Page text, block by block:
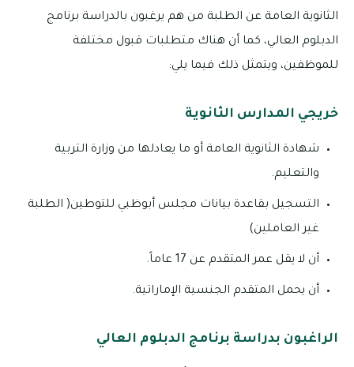
الثانوية العامة عن الطلبة من هم يرغبون بالدراسة برنامج
الدبلوم العالي، كما أن هناك متطلبات قبول مختلفة
للموظفين، ويتمثل ذلك فيما يلي:
خريجي المدارس الثانوية
شهادة الثانوية العامة أو ما يعادلها من وزارة التربية
والتعليم.
التسجيل بقاعدة بيانات مجلس أبوظبي للتوطين( الطلبة
غير العاملين)
أن لا يقل عمر المتقدم عن 17 عاماً.
أن يحمل المتقدم الجنسية الإماراتية.
الراغبون بدراسة برنامج الدبلوم العالي